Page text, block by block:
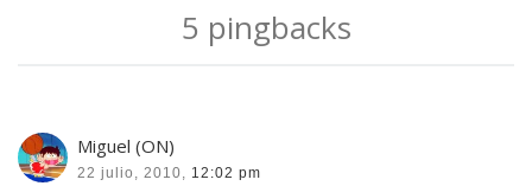
5 pingbacks
Miguel (ON)
22 julio, 2010, 12:02 pm